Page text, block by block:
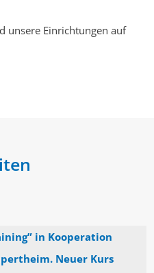
unsere Einrichtungen auf
in Kooperation
Neuer Kurs